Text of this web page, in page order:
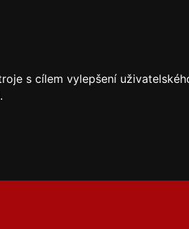
s cílem vylepšení